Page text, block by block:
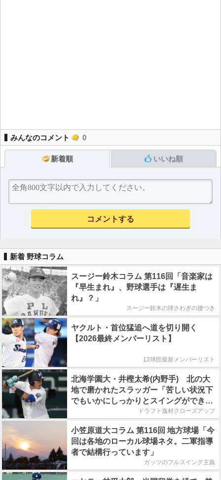
みんなのコメント 0
新着順 いいね順
新着 野球コラム
スージー鈴木コラム 第116回「音楽家は
『早生まれ』、野球選手は『遅生ま
れ』？」
スージー鈴木の球さわぎの腰つき
ヤクルト・首位猛追へ道を切り開く
【2026最終メンバーリスト】
12球団最新メンバーリスト
北海学園大・井樫太希(内野手) 北の大
地で磨かれたスラッガー「苦しい状況下
でもいかにしっかりとスイングができる
ドラフト逸材クローズアップ
小笠原道大コラム 第116回 地方球場「今
回は各地のローカル球場ネタ。二軍指導
者で結構行っています」
ガッツのフルスイング主義